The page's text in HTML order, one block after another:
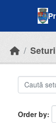
Order by